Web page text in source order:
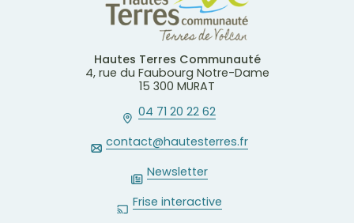
Hautes Terres Communauté
4, rue du Faubourg Notre-Dame
15 300 MURAT
04 71 20 22 62
contact@hautesterres.fr
Newsletter
Frise interactive